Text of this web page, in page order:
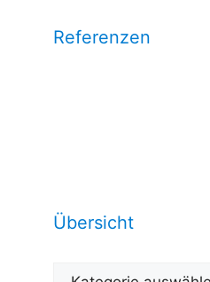
Referenzen
Übersicht
Übersicht